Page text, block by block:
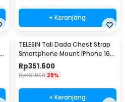
+ Keranjang
TELESIN Tali Dada Chest Strap
Smartphone Mount iPhone 16
Pro Max - P2-CGP-02
Rp351.600
Rp481.900 28%
+ Keranjang